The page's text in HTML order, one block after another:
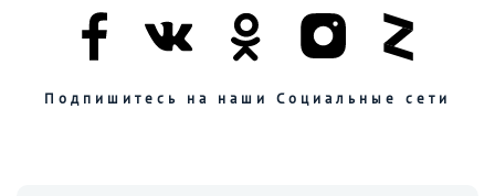
Подпишитесь на наши Социальные сети